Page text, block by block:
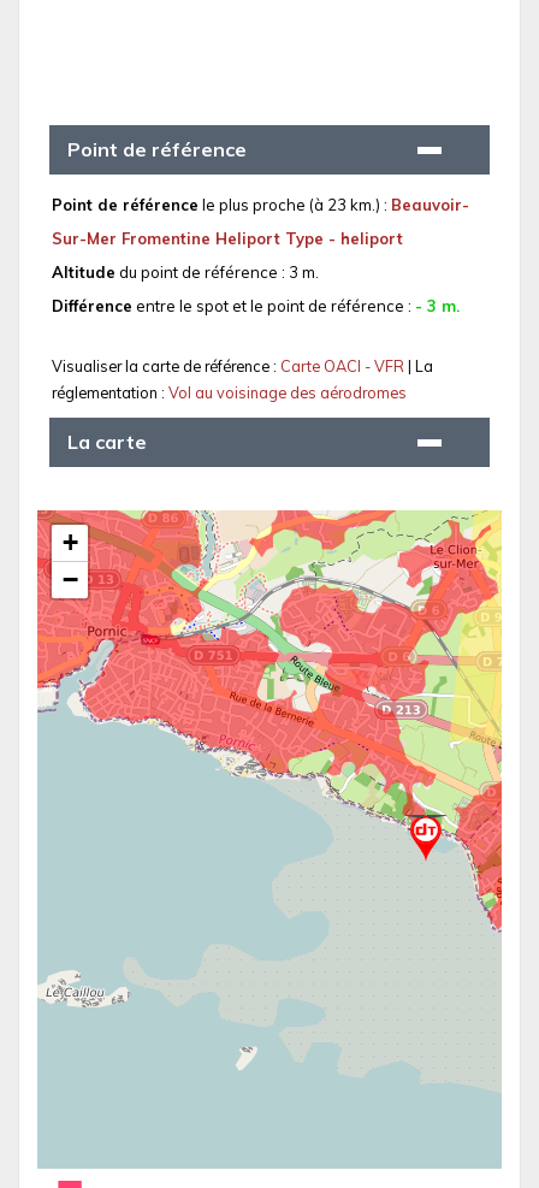
Point de référence
Point de référence le plus proche (à 23 km.) : Beauvoir-
Sur-Mer Fromentine Heliport Type - heliport
Altitude du point de référence : 3 m.
Différence entre le spot et le point de référence : - 3 m.
Visualiser la carte de référence : Carte OACI - VFR| La
réglementation : Vol au voisinage des aérodromes
La carte